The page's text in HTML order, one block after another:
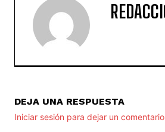
DEJA UNA RESPUESTA
Iniciar sesión para dejar un comentario